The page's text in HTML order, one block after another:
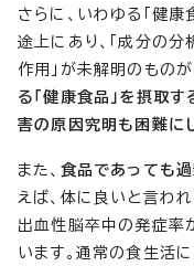
さらに、いわゆる「健
途上にあり、「成分の
作用」が未解明のものが
る「健康食品」を摂取
害の原因究明も困難に
また、 食品であっても
えば、体に良いと言わ
出血性脳卒中の発症率
います。通常の食生活